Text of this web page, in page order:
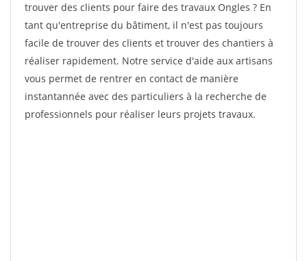
trouver des clients pour faire des travaux Ongles ? En
tant qu'entreprise du bâtiment, il n'est pas toujours
facile de trouver des clients et trouver des chantiers à
réaliser rapidement. Notre service d'aide aux artisans
vous permet de rentrer en contact de manière
instantannée avec des particuliers à la recherche de
professionnels pour réaliser leurs projets travaux.